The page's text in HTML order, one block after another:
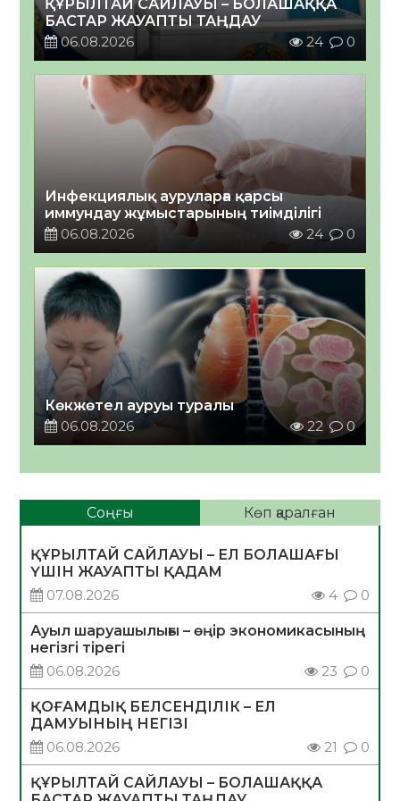
ҚҰРЫЛТАЙ САЙЛАУЫ – БОЛАШАҚҚА
БАСТАР ЖАУАПТЫ ТАҢДАУ
06.08.2026
24 0
Инфекциялық ауруларға қарсы
иммундау жұмыстарының тиімділігі
06.08.2026
24 0
Көкжөтел ауруы туралы
06.08.2026
22 0
Соңғы Көп қаралған
ҚҰРЫЛТАЙ САЙЛАУЫ – ЕЛ БОЛАШАҒЫ
ҮШІН ЖАУАПТЫ ҚАДАМ
07.08.2026
4 0
Ауыл шаруашылығы – өңір экономикасының
негізгі тірегі
06.08.2026
23 0
ҚОҒАМДЫҚ БЕЛСЕНДІЛІК – ЕЛ
ДАМУЫНЫҢ НЕГІЗІ
06.08.2026
21 0
ҚҰРЫЛТАЙ САЙЛАУЫ – БОЛАШАҚҚА